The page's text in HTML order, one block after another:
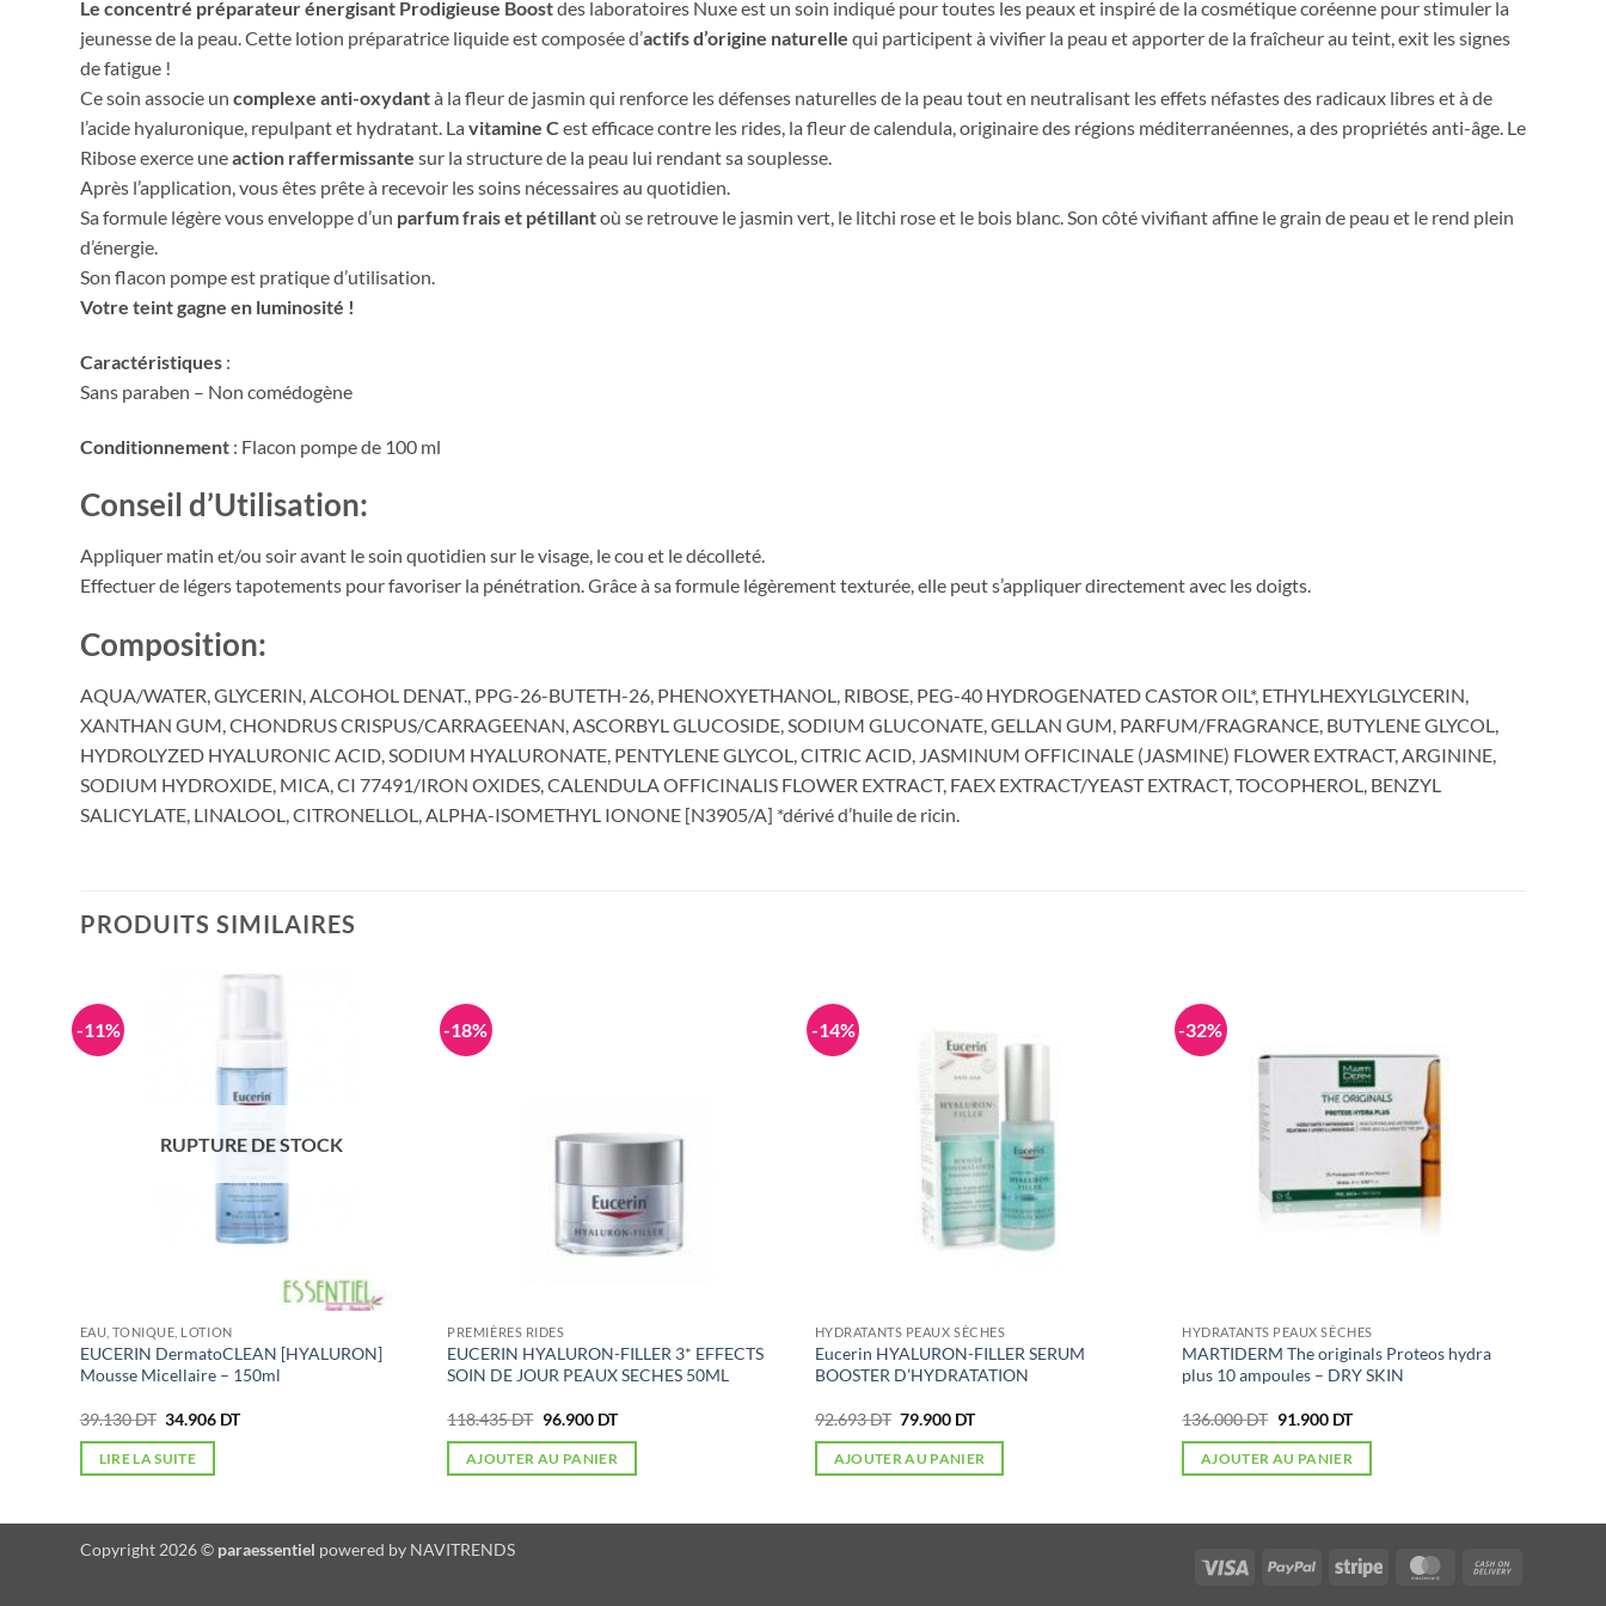
Le concentré préparateur énergisant Prodigieuse Boostdes laboratoires Nuxe est un soin indiqué pour toutes les peaux et inspiré de la cosmétique coréenne pour stimuler la
jeunesse de la peau. Cette lotion préparatrice liquide est composée d’actifs d’origine naturelle qui participent à vivifier la peau et apporter de la fraîcheur au teint, exit les signes
de fatigue !
Ce soin associe un complexe anti-oxydantà la fleur de jasmin qui renforce les défenses naturelles de la peau tout en neutralisant les effets néfastes des radicaux libres et à de
l’acide hyaluronique, repulpant et hydratant. La vitamine C est efficace contre les rides, la fleur de calendula, originaire des régions méditerranéennes, a des propriétés anti-âge. Le
Ribose exerce uneaction raffermissante sur la structure de la peau lui rendant sa souplesse.
Après l’application, vous êtes prête à recevoir les soins nécessaires au quotidien.
Sa formule légère vous enveloppe d’un parfum frais et pétillantoù se retrouve le jasmin vert, le litchi rose et le bois blanc. Son côté vivifiant affine le grain de peau et le rend plein
d’énergie.
Son flacon pompe est pratique d’utilisation.
Votre teint gagne en luminosité !
Caractéristiques :
Sans paraben – Non comédogène
Conditionnement : Flacon pompe de 100 ml
Conseil d’Utilisation:
Appliquer matin et/ou soir avant le soin quotidien sur le visage, le cou et le décolleté.
Effectuer de légers tapotements pour favoriser la pénétration. Grâce à sa formule légèrement texturée, elle peut s’appliquer directement avec les doigts.
Composition:
AQUA/WATER, GLYCERIN, ALCOHOL DENAT., PPG-26-BUTETH-26, PHENOXYETHANOL, RIBOSE, PEG-40 HYDROGENATED CASTOR OIL*, ETHYLHEXYLGLYCERIN,
XANTHAN GUM, CHONDRUS CRISPUS/CARRAGEENAN, ASCORBYL GLUCOSIDE, SODIUM GLUCONATE, GELLAN GUM, PARFUM/FRAGRANCE, BUTYLENE GLYCOL,
HYDROLYZED HYALURONIC ACID, SODIUM HYALURONATE, PENTYLENE GLYCOL, CITRIC ACID, JASMINUM OFFICINALE (JASMINE) FLOWER EXTRACT, ARGININE,
SODIUM HYDROXIDE, MICA, CI 77491/IRON OXIDES, CALENDULA OFFICINALIS FLOWER EXTRACT, FAEX EXTRACT/YEAST EXTRACT, TOCOPHEROL, BENZYL
SALICYLATE, LINALOOL, CITRONELLOL, ALPHA-ISOMETHYL IONONE [N3905/A] *dérivé d’huile de ricin.
PRODUITS SIMILAIRES
-11%
RUPTURE DE STOCK
EAU, TONIQUE, LOTION
EUCERIN DermatoCLEAN [HYALURON]
Mousse Micellaire – 150ml
39.130DT Le
initial
était :
34.906 DTLe
LIRE LA SUITE
-18%
PREMIÈRES RIDES
EUCERIN HYALURON-FILLER 3* EFFECTS
SOIN DE JOUR PEAUX SECHES 50ML
118.435DT Le
initial
était :
96.900 DTLe
actuel
est :
AJOUTER AU PANIER
-14%
HYDRATANTS PEAUX SÈCHES
Eucerin HYALURON-FILLER SERUM
BOOSTER D’HYDRATATION
92.693DT Le
initial
était :
79.900 DTLe
actuel
est :
AJOUTER AU PANIER
-32%
HYDRATANTS PEAUX SÈCHES
MARTIDERM The originals Proteos hydra
plus 10 ampoules – DRY SKIN
136.000DT Le
initial
était :
91.900 DTLe
actuel
est :
AJOUTER AU PANIER
Visa PayPal Stripe MasterCard
Copyright 2026 © paraessentiel powered by NAVITRENDS